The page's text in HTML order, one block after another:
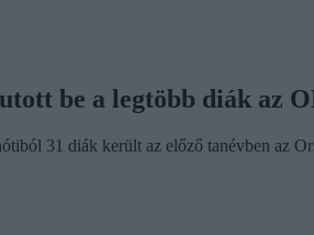
be a legtöbb diák az
31 diák került az előző tanévben az